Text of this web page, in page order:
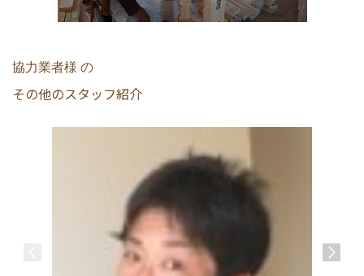
協力業者様 の
その他のスタッフ紹介